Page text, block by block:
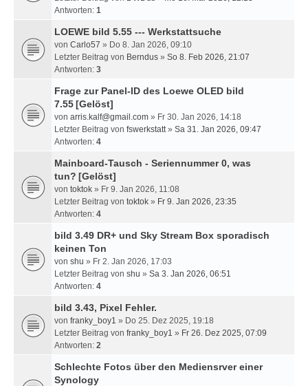
Antworten: 1
LOEWE bild 5.55 --- Werkstattsuche
von Carlo57 » Do 8. Jan 2026, 09:10
Letzter Beitrag von Berndus » So 8. Feb 2026, 21:07
Antworten: 3
Frage zur Panel-ID des Loewe OLED bild
7.55[Gelöst]
von arris.kalf@gmail.com » Fr 30. Jan 2026, 14:18
Letzter Beitrag von fswerkstatt» Sa 31. Jan 2026, 09:47
Antworten: 4
Mainboard-Tausch - Seriennummer 0, was
tun? [Gelöst]
von toktok » Fr 9. Jan 2026, 11:08
Letzter Beitrag von toktok » Fr 9. Jan 2026, 23:35
Antworten: 4
bild 3.49 DR+ und Sky Stream Box sporadisch
keinen Ton
von shu » Fr 2. Jan 2026, 17:03
Letzter Beitrag von shu » Sa 3. Jan 2026, 06:51
Antworten: 4
bild 3.43, Pixel Fehler.
von franky_boy1 » Do 25. Dez 2025, 19:18
Letzter Beitrag von franky_boy1 » Fr 26. Dez 2025, 07:09
Antworten: 2
Schlechte Fotos über den Mediensrver einer
Synology